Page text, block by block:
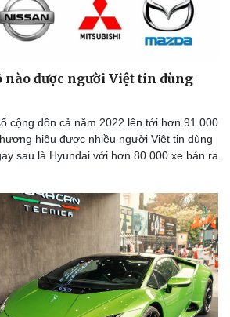
nào được người Việt tin dùng
cộng dồn cả năm 2022 lên tới hơn 91.000
hiệu được nhiều người Việt tin dùng
sau là Hyundai với hơn 80.000 xe bán ra